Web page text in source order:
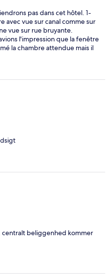
pas dans cet hôtel. 1-
avec vue sur canal comme sur
vue sur rue bruyante.
l'impression que la fenêtre
la chambre attendue mais il
aux photos". Nous le faisons
nous voulions vue canal, OK
Nous avons compris
une cabine de douche
nous accedions en
Le lavabo ????? Dans la
vraie salle de bain. 3- hotel
à partir d'une
annoncé dans la
Juste une tablette de
avant moi.. et non nous ne
nombreuses photos à
beliggenhed kommer